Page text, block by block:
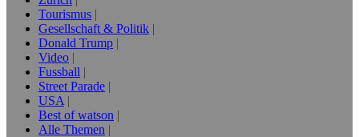
Tourismus
Gesellschaft & Politik
Donald Trump
Video
Fussball
Street Parade
USA
Best of watson
Alle Themen